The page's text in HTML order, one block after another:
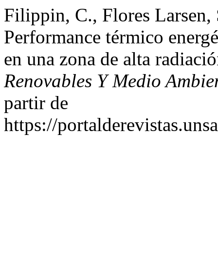
Filippin, C., Flores
Performance térmico
en una zona de alta
Renovables Y Medio
partir de
https://